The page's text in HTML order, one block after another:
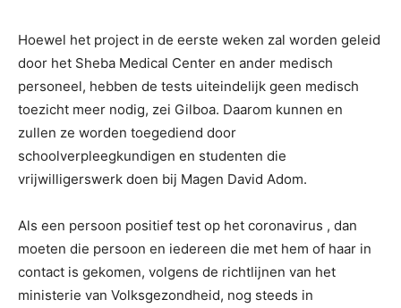
Hoewel het project in de eerste weken zal worden geleid
door het Sheba Medical Center en ander medisch
personeel, hebben de tests uiteindelijk geen medisch
toezicht meer nodig, zei Gilboa. Daarom kunnen en
zullen ze worden toegediend door
schoolverpleegkundigen en studenten die
vrijwilligerswerk doen bij Magen David Adom.
Als een persoon positief test op het coronavirus , dan
moeten die persoon en iedereen die met hem of haar in
contact is gekomen, volgens de richtlijnen van het
ministerie van Volksgezondheid, nog steeds in